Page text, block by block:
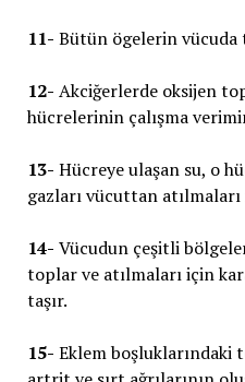
11- Bütün ögelerin vücuda
12- Akciğerlerde oksijen
hücrelerinin çalışma
13- Hücreye ulaşan su, o
gazları vücuttan
14- Vücudun çeşitli
toplar ve atılmaları için
taşır.
15- Eklem boşluklarındaki